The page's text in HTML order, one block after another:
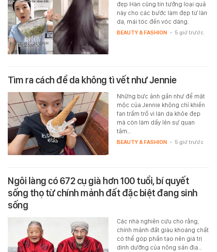
đẹp Hàn cũng tin tưởng loại quả
này cho các bước làm đẹp từ làn
da, mái tóc đến vóc dáng.
BEAUTY & FASHION - 5 giờ trước
Tìm ra cách để da không tì vết như Jennie
Những bức ảnh gần như để mặt
mộc của Jennie không chỉ khiến
fan trầm trồ vì làn da khỏe đẹp
mà còn làm dấy lên sự quan
tâm…
BEAUTY & FASHION - 5 giờ trước
Ngôi làng có 672 cụ già hơn 100 tuổi, bí quyết
sống thọ từ chính mảnh đất đặc biệt đang sinh
sống
Các nhà nghiên cứu cho rằng,
chính mảnh đất giàu khoáng chất
có thể góp phần tạo nên giá trị
dinh dưỡng của nông sản địa…